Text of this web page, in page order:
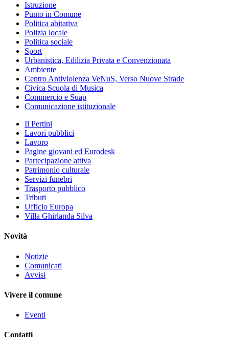
Istruzione
Punto in Comune
Politica abitativa
Polizia locale
Politica sociale
Sport
Urbanistica, Edilizia Privata e Convenzionata
Ambiente
Centro Antiviolenza VeNuS, Verso Nuove Strade
Civica Scuola di Musica
Commercio e Suap
Comunicazione istituzionale
Il Pertini
Lavori pubblici
Lavoro
Pagine giovani ed Eurodesk
Partecipazione attiva
Patrimonio culturale
Servizi funebri
Trasporto pubblico
Tributi
Ufficio Europa
Villa Ghirlanda Silva
Novità
Notizie
Comunicati
Avvisi
Vivere il comune
Eventi
Contatti